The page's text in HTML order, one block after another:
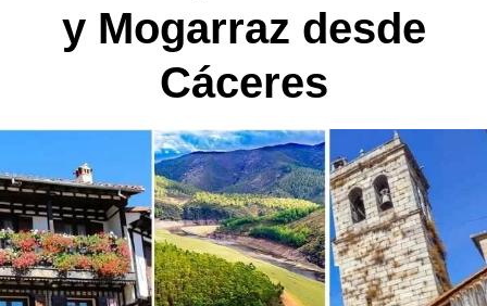
y Mogarraz desde
Cáceres